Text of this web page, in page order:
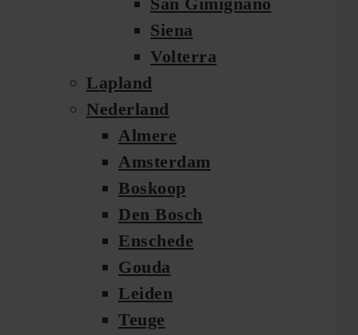
Siena
Volterra
Lapland
Nederland
Almere
Amsterdam
Boskoop
Den Bosch
Enschede
Gouda
Leiden
Teuge